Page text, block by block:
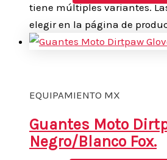
tiene múltiples variantes.
elegir en la página de
EQUIPAMIENTO MX
Guantes Moto
Negro/Blanco Fox.